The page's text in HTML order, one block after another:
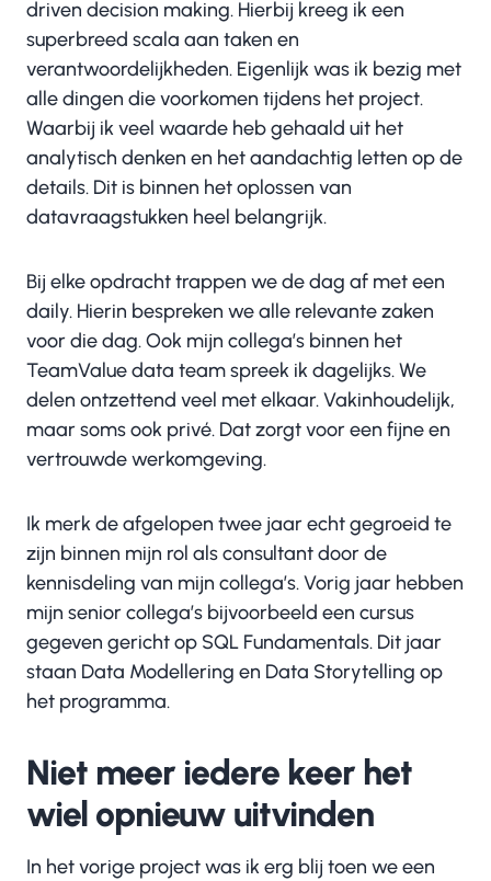
driven decision making. Hierbij kreeg ik een
superbreed scala aan taken en
verantwoordelijkheden. Eigenlijk was ik bezig met
alle dingen die voorkomen tijdens het project.
Waarbij ik veel waarde heb gehaald uit het
analytisch denken en het aandachtig letten op de
details. Dit is binnen het oplossen van
datavraagstukken heel belangrijk.
Bij elke opdracht trappen we de dag af met een
daily. Hierin bespreken we alle relevante zaken
voor die dag. Ook mijn collega’s binnen het
TeamValue data team spreek ik dagelijks. We
delen ontzettend veel met elkaar. Vakinhoudelijk,
maar soms ook privé. Dat zorgt voor een fijne en
vertrouwde werkomgeving.
Ik merk de afgelopen twee jaar echt gegroeid te
zijn binnen mijn rol als consultant door de
kennisdeling van mijn collega’s. Vorig jaar hebben
mijn senior collega’s bijvoorbeeld een cursus
gegeven gericht op SQL Fundamentals. Dit jaar
staan Data Modellering en Data Storytelling op
het programma.
Niet meer iedere keer het
wiel opnieuw uitvinden
In het vorige project was ik erg blij toen we een